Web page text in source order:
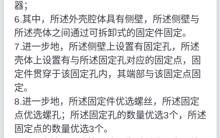
器；
6.其中，所述外壳腔体具有侧壁，所述侧壁与
所述壳体之间通过可拆卸式的固定件固定。
7.进一步地，所述侧壁上设置有固定孔，所述
壳体上设置有与所述固定孔对应的固定点，固
定件贯穿于该固定孔内，其端部与该固定点固
定。
8.进一步地，所述固定件优选螺丝，所述固定
点优选螺孔；所述固定孔的数量优选3个，所述
固定点的数量优选3个。